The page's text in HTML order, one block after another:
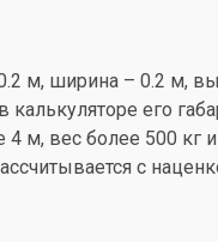
ширина – 0.2 м,
его
4 м, вес более 500
с